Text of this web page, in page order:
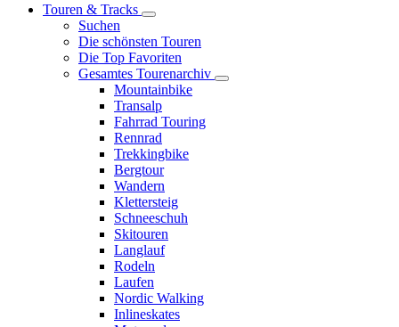
Touren & Tracks
Suchen
Die schönsten Touren
Die Top Favoriten
Gesamtes Tourenarchiv
Mountainbike
Transalp
Fahrrad Touring
Rennrad
Trekkingbike
Bergtour
Wandern
Klettersteig
Schneeschuh
Skitouren
Langlauf
Rodeln
Laufen
Nordic Walking
Inlineskates